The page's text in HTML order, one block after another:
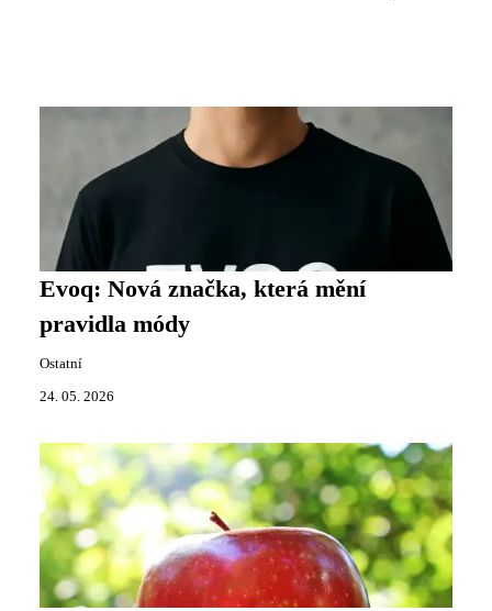
Evoq: Nová značka, která mění
pravidla módy
Ostatní
24. 05. 2026